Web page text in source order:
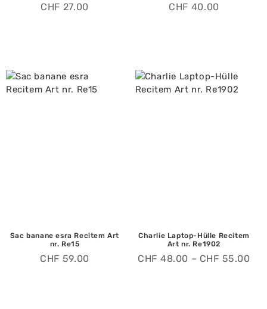
CHF 27.00 CHF 40.00
Sac banane esra Recitem Art
nr. Re15
CHF 59.00
Charlie Laptop-Hülle Recitem
Art nr. Re1902
CHF 48.00 – CHF 55.00